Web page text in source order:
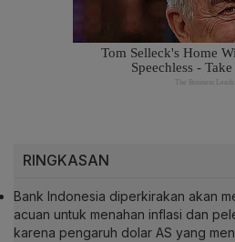
RINGKASAN
Bank Indonesia diperkirakan akan
acuan untuk menahan inflasi dan
karena pengaruh dolar AS yang